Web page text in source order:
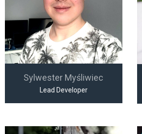
Sylwester Myśliwiec
Lead Developer